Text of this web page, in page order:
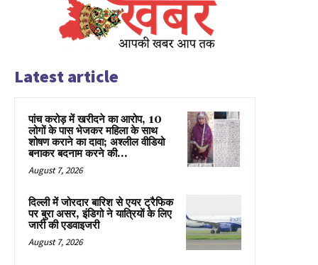
Latest article
पांच करोड़ में खरीदने का आरोप, 10
लोगों के पास भेजकर महिला के साथ
शोषण कराने का दावा; अश्लील वीडियो
बनाकर बदनाम करने की...
August 7, 2026
दिल्ली में जोरदार बारिश से एयर ट्रैफिक
पर बुरा असर, इंडिगो ने यात्रियों के लिए
जारी की एडवाइजरी
August 7, 2026